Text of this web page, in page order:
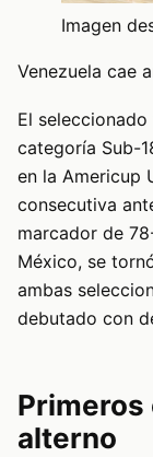
Imagen
Venezuela cae
El
categoría Sub-
en la Americup
consecutiva
marcador de
México, se
ambas
debutado con
alterno